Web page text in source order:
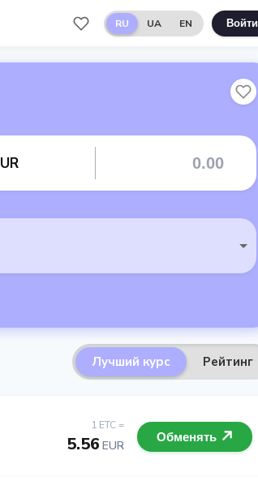
RU UA EN Войти
Лучший курс Рейтинг
1 ETC =
5.56 EUR
Обменять